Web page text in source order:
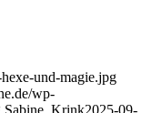
und-magie.jpg
wp-
Sabine_Krink2025-09-